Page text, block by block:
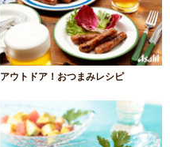
アウトドア！おつまみレシピ